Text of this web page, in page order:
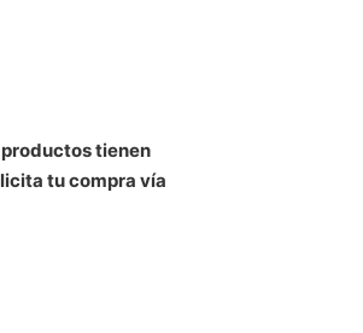
tienen
tu compra vía